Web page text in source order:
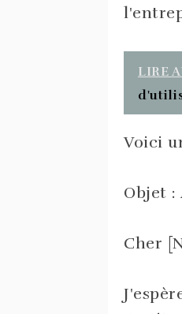
LIRE
Voici
Objet :
Cher